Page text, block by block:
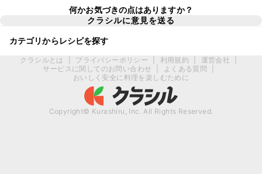
何かお気づきの点はありますか？
クラシルに意見を送る
カテゴリからレシピを探す
クラシルとは プライバシーポリシー 利用規約 運営会社
サービスに関してのお問い合わせ
よくある質問
おいしく安全に料理を楽しむために
Copyright© Kurashiru, Inc. All Rights Reserved.